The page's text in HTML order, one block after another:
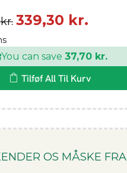
339,30 kr.
You can save 37,70 kr.
Tilføf All Til Kurv
OS MÅSKE FRA